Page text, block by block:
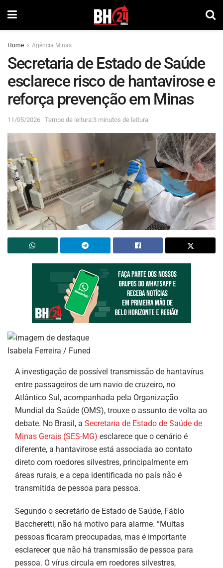
Home Agência Minas
Secretaria de Estado de Saúde
esclarece risco de hantavirose e
reforça prevenção em Minas
11/05/2026 Tempo de leitura:3 minutos de leitura
Isabela Ferreira / Funed
A investigação de possível transmissão de hantavírus
entre passageiros de um navio de cruzeiro, no
Atlântico Sul, acompanhada pela Organização
Mundial da Saúde (OMS), trouxe o assunto de volta ao
debate. No Brasil, a Secretaria de Estado de Saúde de
Minas Gerais (SES-MG) esclarece que o cenário é
diferente, a hantavirose está associada ao contato
direto com roedores silvestres, principalmente em
áreas rurais, e a cepa identificada no país não é
transmitida de pessoa para pessoa.
Segundo o secretário de Estado de Saúde, Fábio
Baccheretti, não há motivo para alarme. “Muitas
pessoas ficaram preocupadas, mas é importante
esclarecer que não há transmissão de pessoa para
pessoa. O vírus circula em roedores silvestres,